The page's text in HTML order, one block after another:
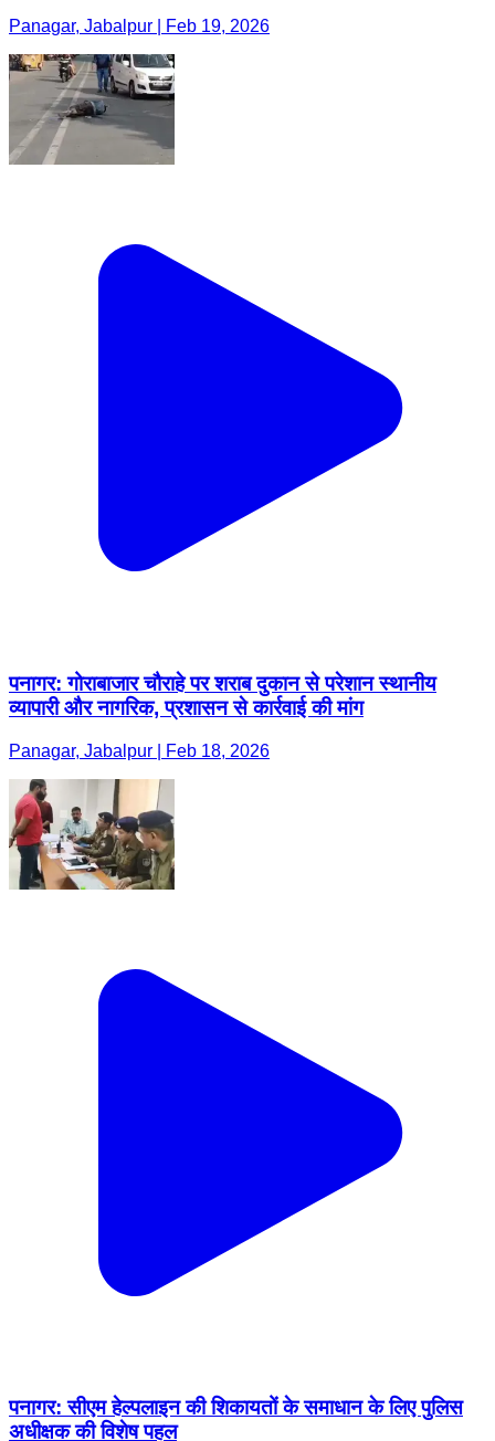
Panagar, Jabalpur | Feb 19, 2026
पनागर: गोराबाजार चौराहे पर शराब दुकान से परेशान स्थानीय
व्यापारी और नागरिक, प्रशासन से कार्रवाई की मांग
Panagar, Jabalpur | Feb 18, 2026
पनागर: सीएम हेल्पलाइन की शिकायतों के समाधान के लिए पुलिस
अधीक्षक की विशेष पहल